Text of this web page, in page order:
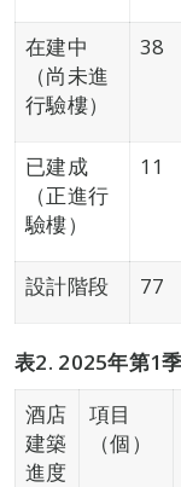
在建中
（尚未進
行驗樓）
38
已建成
（正進行
驗樓）
11
設計階段 77
表2. 2025年第1
酒店
建築
進度
項目
（個）